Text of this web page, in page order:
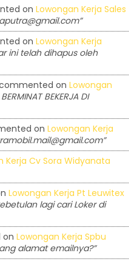
on Lowongan Kerja Sales
on Lowongan Kerja
ini telah dihapus oleh
on Lowongan
BERMINAT BEKERJA DI
on Lowongan Kerja
Kerja Cv Sora Widyanata
Lowongan Kerja Pt Leuwitex
lagi cari Loker di
Lowongan Kerja Spbu
alamat emailnya?”